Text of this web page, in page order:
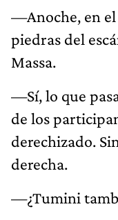
—Anoche, en el
piedras del
Massa.
—Sí, lo que
de los
derechizado.
derecha.
—¿Tumini